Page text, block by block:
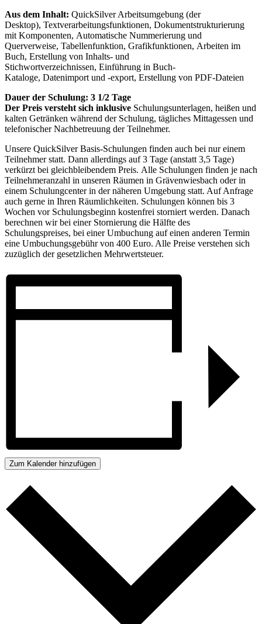
Aus dem Inhalt: QuickSilver Arbeitsumgebung (der
Desktop), Textverarbeitungsfunktionen, Dokumentstrukturierung
mit Komponenten, Automatische Nummerierung und
Querverweise, Tabellenfunktion, Grafikfunktionen, Arbeiten im
Buch, Erstellung von Inhalts- und
Stichwortverzeichnissen, Einführung in Buch-
Kataloge, Datenimport und -export, Erstellung von PDF-Dateien
Dauer der Schulung: 3 1/2 Tage
Der Preis versteht sich inklusive Schulungsunterlagen, heißen und
kalten Getränken während der Schulung, tägliches Mittagessen und
telefonischer Nachbetreuung der Teilnehmer.
Unsere QuickSilver Basis-Schulungen finden auch bei nur einem
Teilnehmer statt. Dann allerdings auf 3 Tage (anstatt 3,5 Tage)
verkürzt bei gleichbleibendem Preis. Alle Schulungen finden je nach
Teilnehmeranzahl in unseren Räumen in Grävenwiesbach oder in
einem Schulungcenter in der näheren Umgebung statt. Auf Anfrage
auch gerne in Ihren Räumlichkeiten. Schulungen können bis 3
Wochen vor Schulungsbeginn kostenfrei storniert werden. Danach
berechnen wir bei einer Stornierung die Hälfte des
Schulungspreises, bei einer Umbuchung auf einen anderen Termin
eine Umbuchungsgebühr von 400 Euro. Alle Preise verstehen sich
zuzüglich der gesetzlichen Mehrwertsteuer.
Zum Kalender hinzufügen